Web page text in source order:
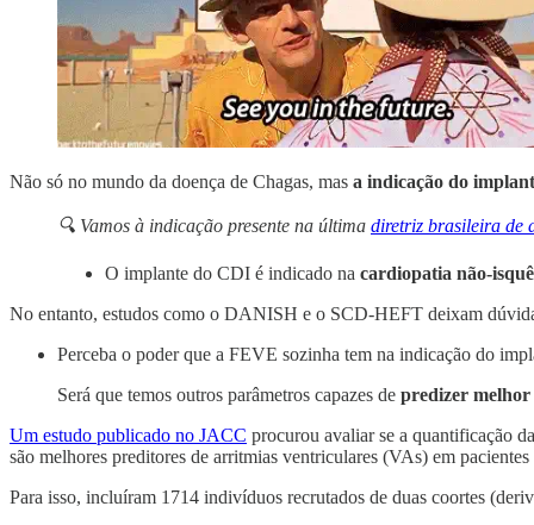
Não só no mundo da doença de Chagas, mas a indicação do
🔍 Vamos à indicação presente na última diretriz brasileira de
O implante do CDI é indicado na cardiopatia não-
No entanto, estudos como o DANISH e o SCD-HEFT deixam
Perceba o poder que a FEVE sozinha tem na indicação do
Será que temos outros parâmetros capazes de predizer melhor
Um estudo publicado no JACC procurou avaliar se a quantificação
são melhores preditores de arritmias ventriculares (VAs) em
Para isso, incluíram 1714 indivíduos recrutados de duas coortes